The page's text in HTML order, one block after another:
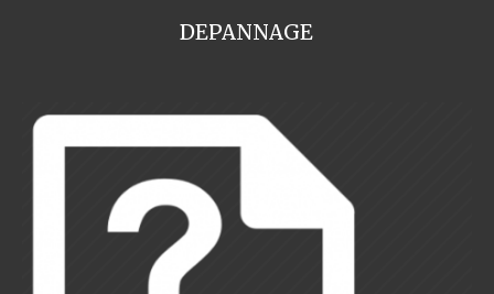
DEPANNAGE